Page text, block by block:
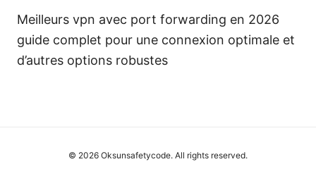
Meilleurs vpn avec port forwarding en 2026
guide complet pour une connexion optimale et
d’autres options robustes
© 2026 Oksunsafetycode. All rights reserved.